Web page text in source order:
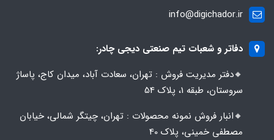
info@digichador.ir
دفاتر و شعبات تیم صنعتی دیجی چادر:
🔸️​​دفتر مدیریت فروش : تهران، سعادت آباد، میدان کاج، پاساژ
سروستان، طبقه 1، پلاک 54
🔸️​​انبار فروش نمونه محصولات : تهران، چیتگر شمالی، خیابان
مصطفی خمینی، پلاک 40